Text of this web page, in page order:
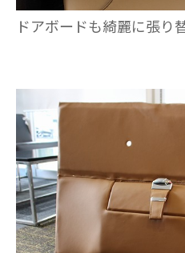
ドアボードも綺麗に張り